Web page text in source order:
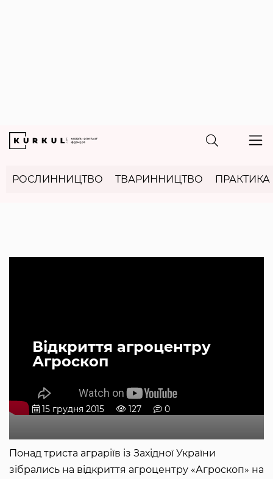
РОСЛИННИЦТВО ТВАРИННИЦТВО ПРАКТИКА
Відкриття агроцентру
Агроскоп
15 грудня 2015 127 0
Понад триста аграріїв із Західної України
зібрались на відкриття агроцентру «Агроскоп» на